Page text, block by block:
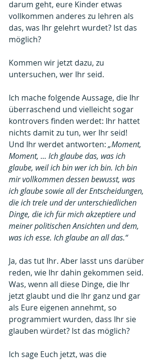
darum geht, eure Kinder etwas
vollkommen anderes zu lehren als
das, was Ihr gelehrt wurdet? Ist das
möglich?
Kommen wir jetzt dazu, zu
untersuchen, wer Ihr seid.
Ich mache folgende Aussage, die Ihr
überraschend und vielleicht sogar
kontrovers finden werdet: Ihr hattet
nichts damit zu tun, wer Ihr seid!
Und Ihr werdet antworten: „Moment,
Moment, ... Ich glaube das, was ich
glaube, weil ich bin wer ich bin. Ich bin
mir vollkommen dessen bewusst, was
ich glaube sowie all der Entscheidungen,
die ich treIe und der unterschiedlichen
Dinge, die ich für mich akzeptiere und
meiner politischen Ansichten und dem,
was ich esse. Ich glaube an all das.“
Ja, das tut Ihr. Aber lasst uns darüber
reden, wie Ihr dahin gekommen seid.
Was, wenn all diese Dinge, die Ihr
jetzt glaubt und die Ihr ganz und gar
als Eure eigenen annehmt, so
programmiert wurden, dass Ihr sie
glauben würdet? Ist das möglich?
Ich sage Euch jetzt, was die